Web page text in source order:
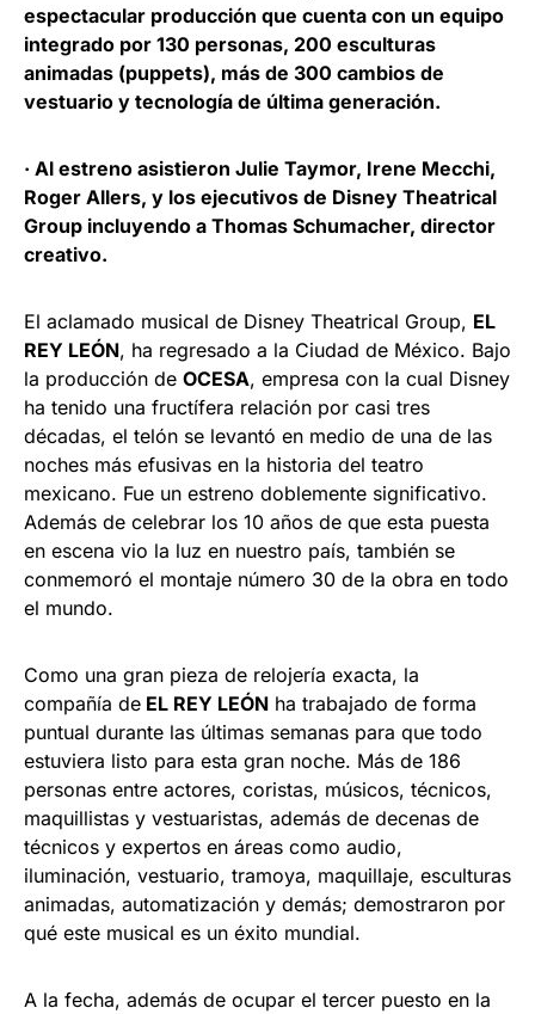
espectacular producción que cuenta con un equipo
integrado por 130 personas, 200 esculturas
animadas (puppets), más de 300 cambios de
vestuario y tecnología de última generación.
· Al estreno asistieron Julie Taymor, Irene Mecchi,
Roger Allers, y los ejecutivos de Disney Theatrical
Group incluyendo a Thomas Schumacher, director
creativo.
El aclamado musical de Disney Theatrical Group, EL
REY LEÓN, ha regresado a la Ciudad de México. Bajo
la producción de OCESA, empresa con la cual Disney
ha tenido una fructífera relación por casi tres
décadas, el telón se levantó en medio de una de las
noches más efusivas en la historia del teatro
mexicano. Fue un estreno doblemente significativo.
Además de celebrar los 10 años de que esta puesta
en escena vio la luz en nuestro país, también se
conmemoró el montaje número 30 de la obra en todo
el mundo.
Como una gran pieza de relojería exacta, la
compañía de EL REY LEÓN ha trabajado de forma
puntual durante las últimas semanas para que todo
estuviera listo para esta gran noche. Más de 186
personas entre actores, coristas, músicos, técnicos,
maquillistas y vestuaristas, además de decenas de
técnicos y expertos en áreas como audio,
iluminación, vestuario, tramoya, maquillaje, esculturas
animadas, automatización y demás; demostraron por
qué este musical es un éxito mundial.
A la fecha, además de ocupar el tercer puesto en la